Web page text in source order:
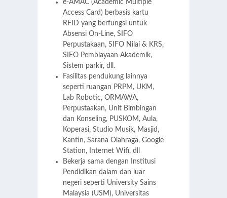
e-AMAC (Academic Multiple
Access Card) berbasis kartu
RFID yang berfungsi untuk
Absensi On-Line, SIFO
Perpustakaan, SIFO Nilai & KRS,
SIFO Pembiayaan Akademik,
Sistem parkir, dll.
Fasilitas pendukung lainnya
seperti ruangan PRPM, UKM,
Lab Robotic, ORMAWA,
Perpustaakan, Unit Bimbingan
dan Konseling, PUSKOM, Aula,
Koperasi, Studio Musik, Masjid,
Kantin, Sarana Olahraga, Google
Station, Internet Wifi, dll
Bekerja sama dengan Institusi
Pendidikan dalam dan luar
negeri seperti University Sains
Malaysia (USM), Universitas